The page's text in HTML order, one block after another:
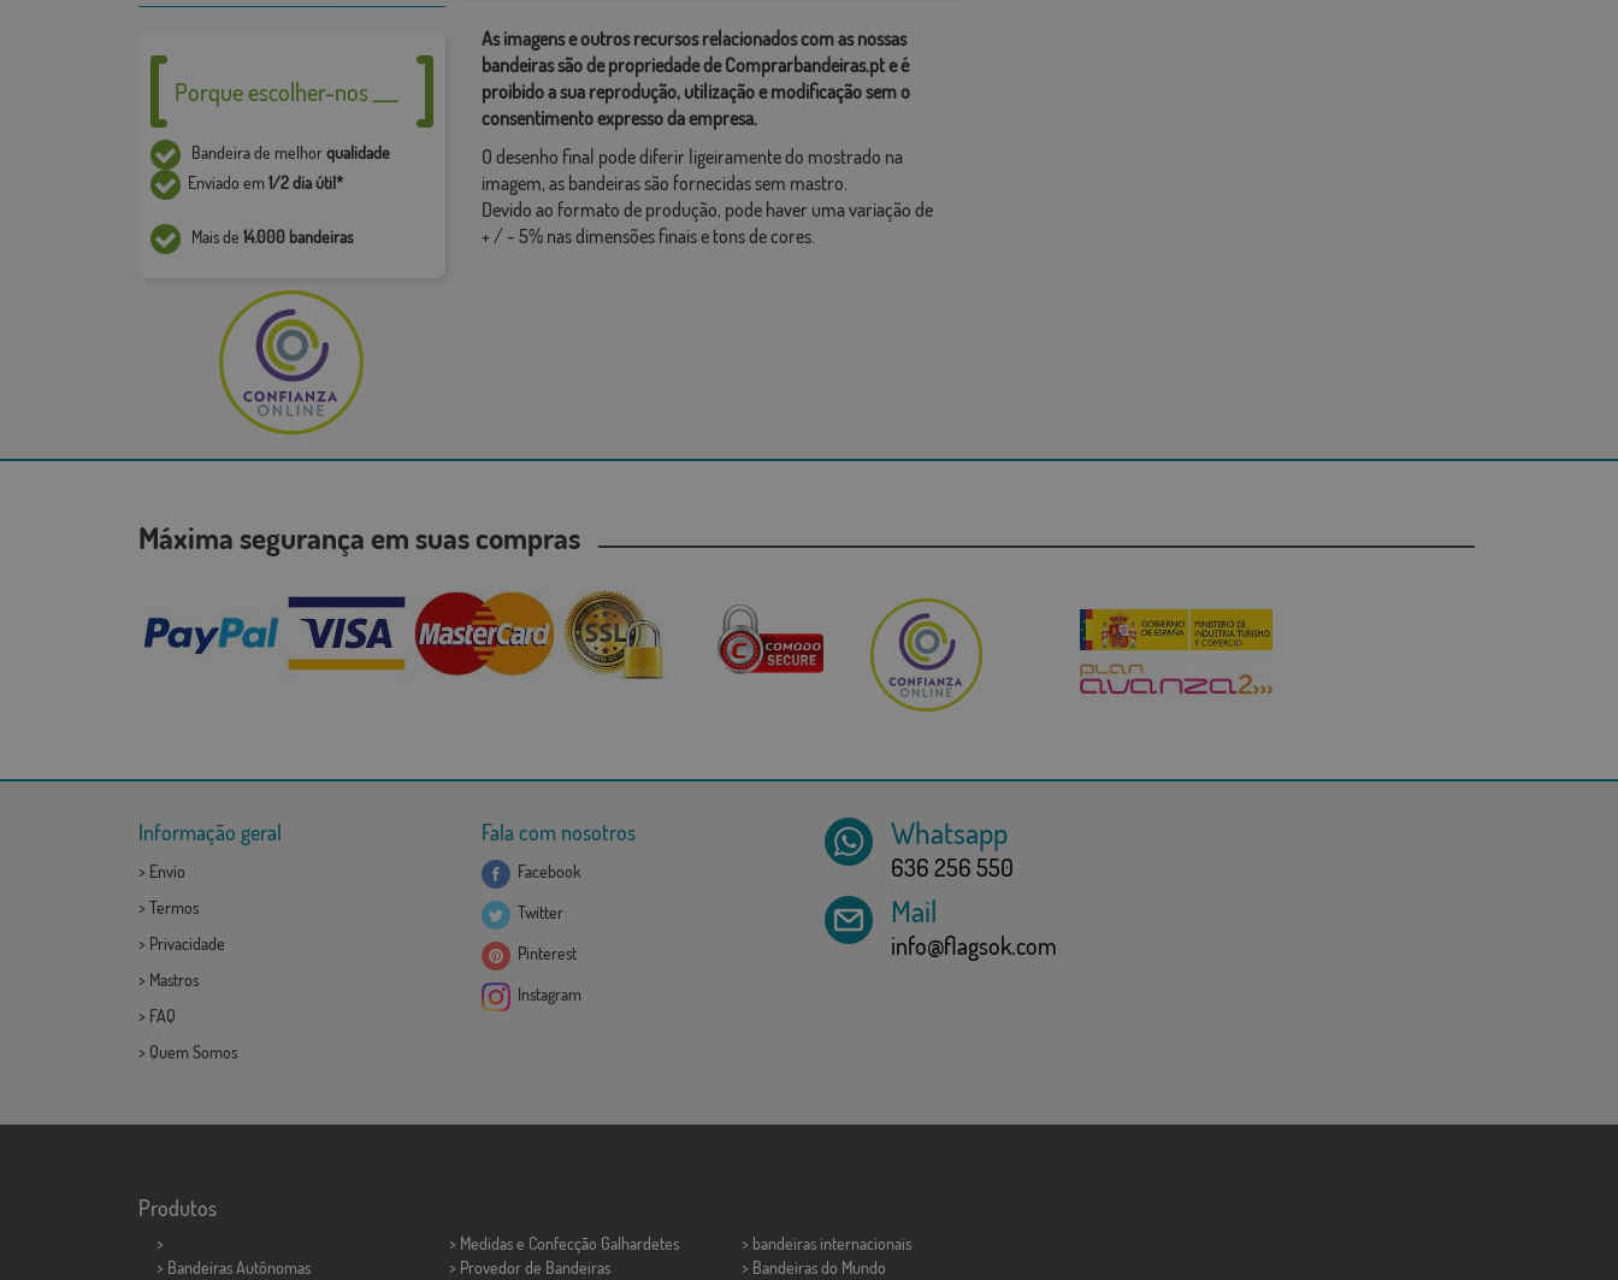
Porque escolher-nos ___
Bandeira de melhorqualidade
Enviado em1/2 dia útil*
Mais de 14.000 bandeiras
As imagens e outros recursos relacionados com as nossas
bandeiras são de propriedade de Comprarbandeiras.pt e é
proibido a sua reprodução, utilização e modificação sem o
consentimento expresso da empresa.
O desenho final pode diferir ligeiramente do mostrado na
imagem, as bandeiras são fornecidas sem mastro.
Devido ao formato de produção, pode haver uma variação de
+ / - 5% nas dimensões finais e tons de cores.
Máxima segurança em suas compras
Informação geral
> Envio
> Termos
> Privacidade
> Mastros
> FAQ
> Quem Somos
Fala com nosotros
Facebook
Twitter
Pinterest
Instagram
Whatsapp
636 256 550
Mail
info@flagsok.com
Produtos
>
> Bandeiras Autônomas
> Medidas e Confecção Galhardetes
> Provedor de Bandeiras
> bandeiras internacionais
> Bandeiras do Mundo